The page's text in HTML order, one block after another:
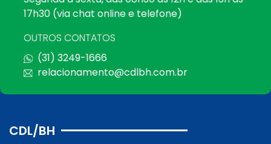
17h30 (via chat online e telefone)
OUTROS CONTATOS
(31) 3249-1666
relacionamento@cdlbh.com.br
CDL/BH